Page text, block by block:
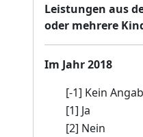
Leistungen aus
oder mehrere
Im Jahr 2018
[-1] Kein
[1] Ja
[2] Nein